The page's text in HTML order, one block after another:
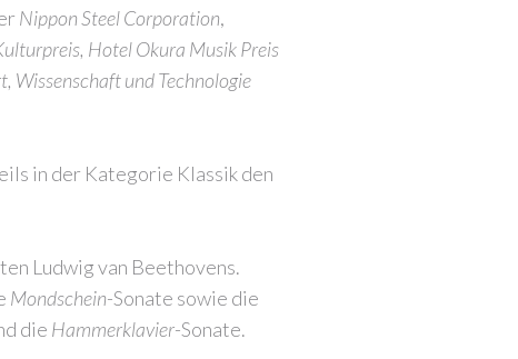
Nippon Steel Corporation,
Hotel Okura Musik Preis
Wissenschaft und Technologie
in der Kategorie Klassik den
Ludwig van Beethovens.
Mondschein-Sonate sowie die
die Hammerklavier-Sonate.